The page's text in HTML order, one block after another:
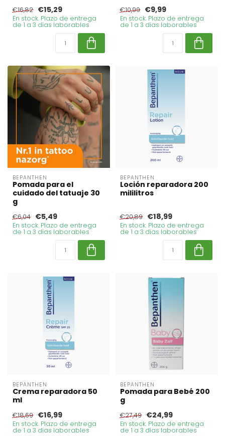
€16,82 €15,29
En stock. Plazo de entrega
de 1 a 3 días laborables
€10,99 €9,99
En stock. Plazo de entrega
de 1 a 3 días laborables
BEPANTHEN
Pomada para el
cuidado del tatuaje 30
g
€6,04 €5,49
En stock. Plazo de entrega
de 1 a 3 días laborables
BEPANTHEN
Loción reparadora 200
mililitros
€20,89 €18,99
En stock. Plazo de entrega
de 1 a 3 días laborables
BEPANTHEN
Crema reparadora 50
ml
€18,69 €16,99
En stock. Plazo de entrega
de 1 a 3 días laborables
BEPANTHEN
Pomada para Bebé 200
g
€27,49 €24,99
En stock. Plazo de entrega
de 1 a 3 días laborables